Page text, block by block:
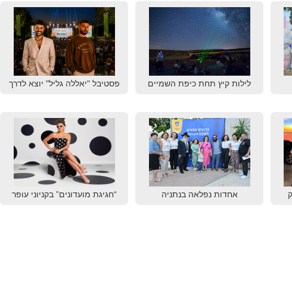
לילות קיץ תחת כיפת השמיים פסטיבל "יאללה גליל" יוצא לדרך
אחדות נפלאה בנתניה “חגיגת מועדונים” בקניוני עופר